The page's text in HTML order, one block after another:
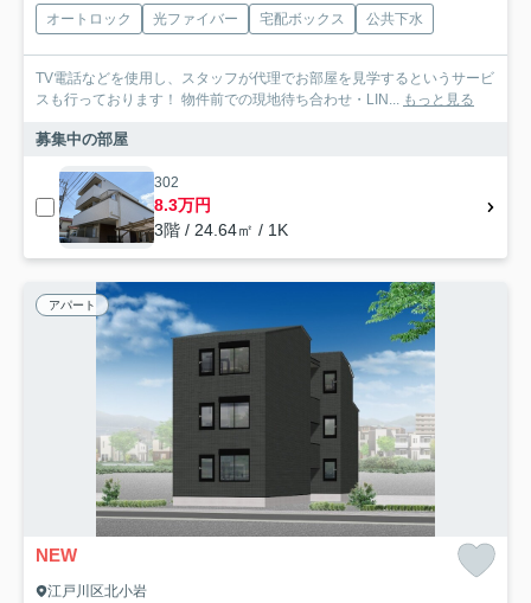
オートロック 光ファイバー 宅配ボックス 公共下水
TV電話などを使用し、スタッフが代理でお部屋を見学するというサービ
スも行っております！ 物件前での現地待ち合わせ・LIN... もっと見る
募集中の部屋
302
8.3万円
3階 / 24.64㎡ / 1K
アパート
NEW
江戸川区北小岩